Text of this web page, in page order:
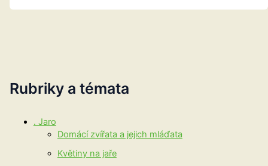
Rubriky a témata
. Jaro
Domácí zvířata a jejich mláďata
Květiny na jaře
vypouklými